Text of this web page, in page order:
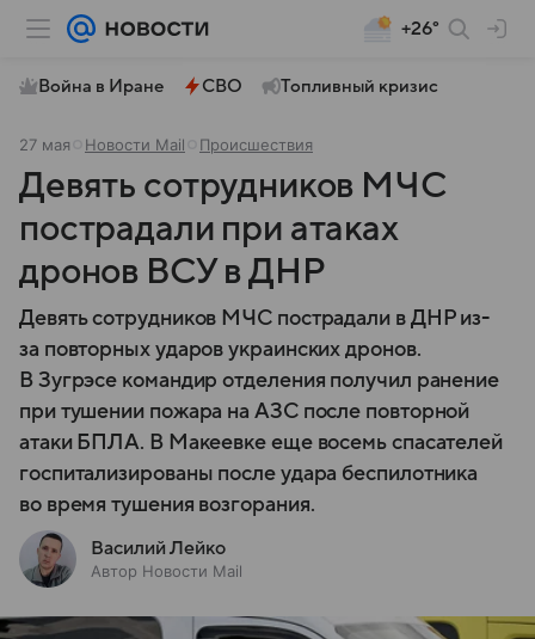
+26°
Война в Иране СВО Топливный кризис
27 мая Новости Mail Происшествия
Девять сотрудников МЧС
пострадали при атаках
дронов ВСУ в ДНР
Девять сотрудников МЧС пострадали в ДНР из-
за повторных ударов украинских дронов.
В Зугрэсе командир отделения получил ранение
при тушении пожара на АЗС после повторной
атаки БПЛА. В Макеевке еще восемь спасателей
госпитализированы после удара беспилотника
во время тушения возгорания.
Василий Лейко
Автор Новости Mail